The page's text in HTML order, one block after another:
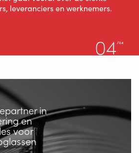
leveranciers en werknemers.
04/04
in
en
voor